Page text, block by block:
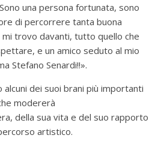
una persona fortunata, sono
di percorrere tanta buona
trovo davanti, tutto quello che
e un amico seduto al mio
Stefano Senardi!!».
dei suoi brani più importanti
modererà
della sua vita e del suo rapporto
artistico.